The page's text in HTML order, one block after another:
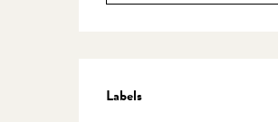
Offres de
Labels
Labels